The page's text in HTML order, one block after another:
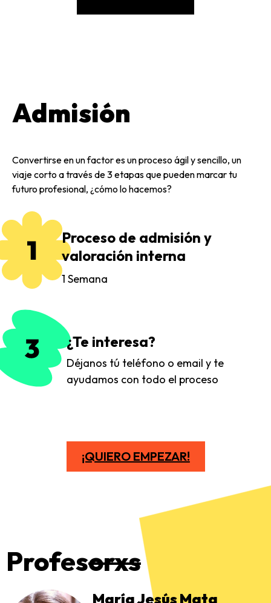
Admisión
Convertirse en un factor es un proceso ágil y sencillo, un
viaje corto a través de 3 etapas que pueden marcar tu
futuro profesional, ¿cómo lo hacemos?
Proceso de admisión y
valoración interna
1 Semana
¿Te interesa?
Déjanos tú teléfono o email y te
ayudamos con todo el proceso
¡QUIERO EMPEZAR!
Profesorxs
María Jesús Mata